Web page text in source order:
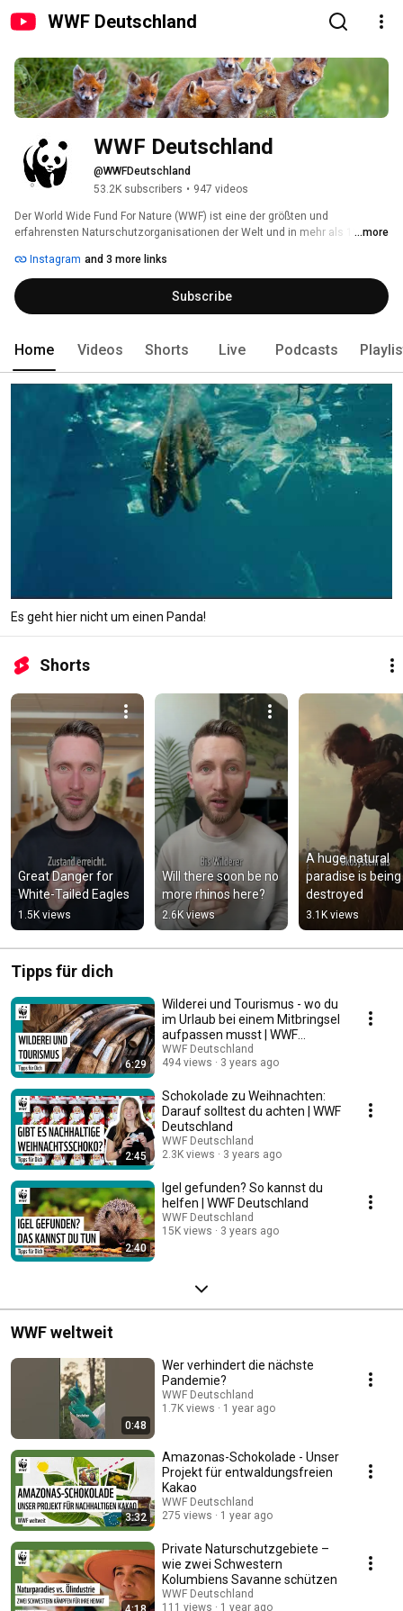
WWF Deutschland
WWF Deutschland
@WWFDeutschland
53.2K subscribers • 947 videos
Der World Wide Fund For Nature (WWF) ist eine der größten und
erfahrensten Naturschutzorganisationen der Welt und in mehr als 100
globale Netzwerk des WWF unterhält 90 Büros in mehr als 40 Ländern.
Rund um den Globus führen Mitarbeiterinnen und Mitarbeiter aktuell 1300
Projekte zur Bewahrung der biologischen Vielfalt durch.
...more
Instagram and 3 more links
Subscribe
Home Videos Shorts Live Podcasts
Es geht hier nicht um einen Panda!
Shorts
Great Danger for
White-Tailed Eagles
1.5K views
Will there soon be no
more rhinos here?
2.6K views
A huge natural
paradise is being
destroyed
3.1K views
Tipps für dich
6:29
Wilderei und Tourismus - wo du
im Urlaub bei einem Mitbringsel
aufpassen musst | WWF
Expertin
WWF Deutschland
494 views
3 years ago
2:45
Schokolade zu Weihnachten:
Darauf solltest du achten | WWF
Deutschland
WWF Deutschland
2.3K views
3 years ago
2:40
Igel gefunden? So kannst du
helfen | WWF Deutschland
WWF Deutschland
15K views
3 years ago
WWF weltweit
0:48
Wer verhindert die nächste
Pandemie?
WWF Deutschland
1.7K views
1 year ago
3:32
Amazonas-Schokolade - Unser
Projekt für entwaldungsfreien
Kakao
WWF Deutschland
275 views
1 year ago
Private Naturschutzgebiete –
wie zwei Schwestern
Kolumbiens Savanne schützen
WWF Deutschland
111 views
1 year ago